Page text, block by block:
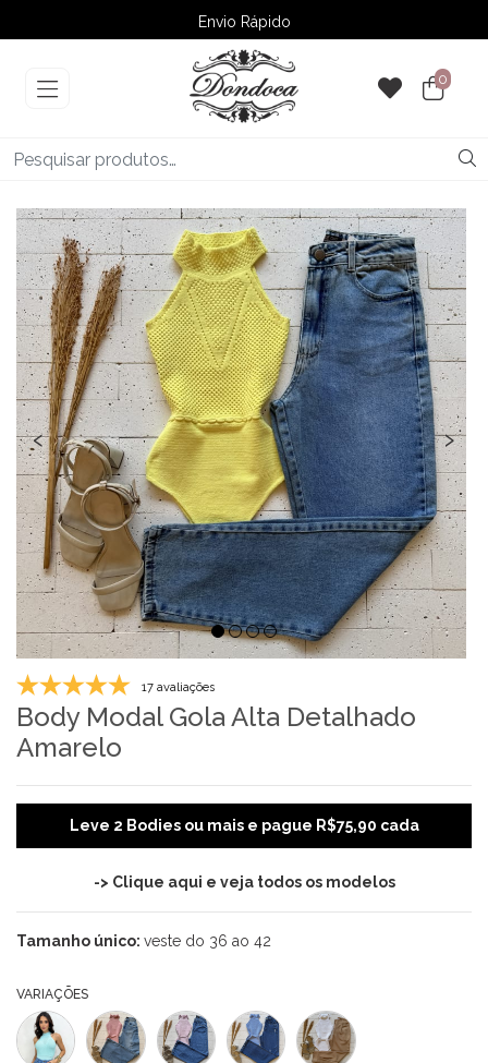
Envio Rápido
➚ Ofertas– Até 60% OFF
0
‹ ›
17 avaliações
Body Modal Gola Alta Detalhado
Amarelo
Leve 2 Bodies ou mais e pague R$75,90 cada
-> Clique aqui e veja todos os modelos
Tamanho único: veste do 36 ao 42
VARIAÇÕES